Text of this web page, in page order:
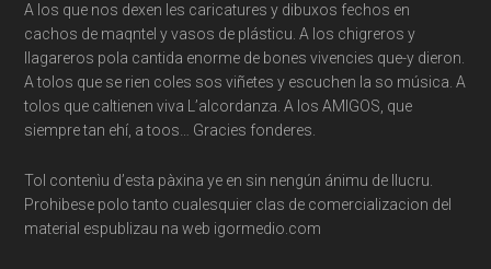
A los que nos dexen les caricatures y dibuxos fechos en
cachos de maqntel y vasos de plásticu. A los chigreros y
llagareros pola cantida enorme de bones vivencies que-y dieron.
A tolos que se rien coles sos viñetes y escuchen la so música. A
tolos que caltienen viva L’alcordanza. A los AMIGOS, que
siempre tan ehí, a toos… Gracies fonderes.
Tol contenìu d’esta pàxina ye en sin nengún ánimu de llucru.
Prohibese polo tanto cualesquier clas de comercializacion del
material espublizau na web igormedio.com